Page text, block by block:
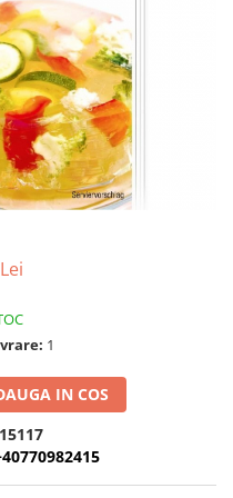
1
IN COS
15117